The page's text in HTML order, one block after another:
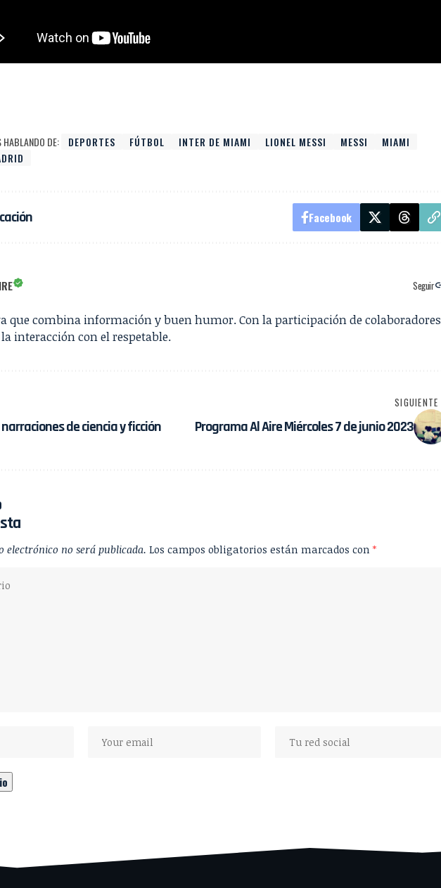
HABLANDO DE: DEPORTES FÚTBOL INTER DE MIAMI LIONEL MESSI MESSI
MIAMI
Facebook
Seguir
que combina información y buen humor. Con la participación de colaboradores
interacción con el respetable.
de ciencia y ficción
SIGUIENTE
Programa Al Aire Miércoles 7 de junio 2023
electrónico no será publicada. Los campos obligatorios están marcados con *